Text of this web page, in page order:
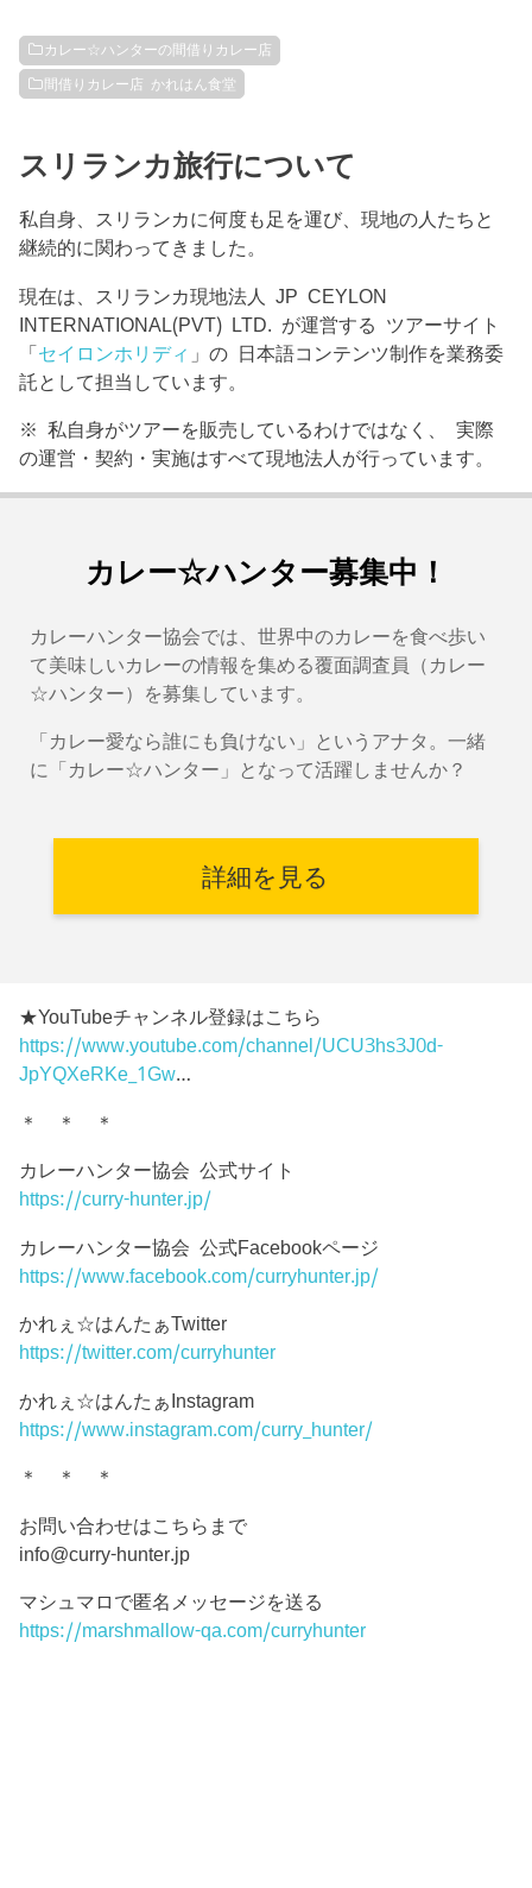
カレー☆ハンターの間借りカレー店
間借りカレー店 かれはん食堂
スリランカ旅行について
私自身、スリランカに何度も足を運び、現地の人たちと
継続的に関わってきました。
現在は、スリランカ現地法人 JP CEYLON
INTERNATIONAL(PVT) LTD. が運営する ツアーサイト
「セイロンホリディ 」の 日本語コンテンツ制作を業務委
託として担当しています。
※ 私自身がツアーを販売しているわけではなく、 実際
の運営・契約・実施はすべて現地法人が行っています。
カレー☆ハンター募集中！
カレーハンター協会では、世界中のカレーを食べ歩い
て美味しいカレーの情報を集める覆面調査員（カレー
☆ハンター）を募集しています。
「カレー愛なら誰にも負けない」というアナタ。一緒
に「カレー☆ハンター」となって活躍しませんか？
詳細を見る
★YouTubeチャンネル登録はこちら
https://www.youtube.com/channel/UCU3hs3J0d-
JpYQXeRKe_1Gw…
＊ ＊ ＊
カレーハンター協会 公式サイト
https://curry-hunter.jp/
カレーハンター協会 公式Facebookページ
https://www.facebook.com/curryhunter.jp/
かれぇ☆はんたぁTwitter
https://twitter.com/curryhunter
かれぇ☆はんたぁInstagram
https://www.instagram.com/curry_hunter/
＊ ＊ ＊
お問い合わせはこちらまで
info@curry-hunter.jp
マシュマロで匿名メッセージを送る
https://marshmallow-qa.com/curryhunter